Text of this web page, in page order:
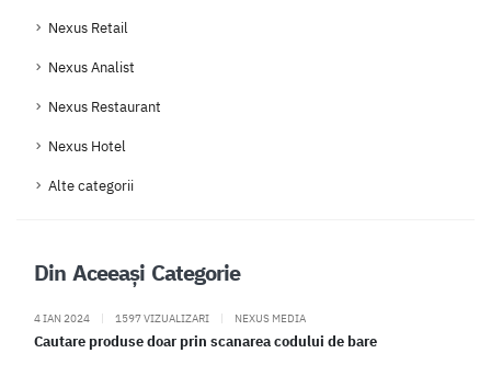
Nexus Retail
Nexus Analist
Nexus Restaurant
Nexus Hotel
Alte categorii
Din Aceeași Categorie
4 IAN 2024 | 1597 VIZUALIZARI | NEXUS MEDIA
Cautare produse doar prin scanarea codului de bare